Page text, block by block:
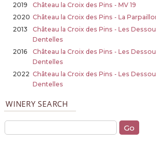
2019
Château la Croix des Pins - MV 19
2020 Château la Croix des Pins - La
2013
Château la Croix des Pins - Les
Dentelles
2016
Château la Croix des Pins - Les
Dentelles
2022 Château la Croix des Pins - Les
Dentelles
WINERY SEARCH